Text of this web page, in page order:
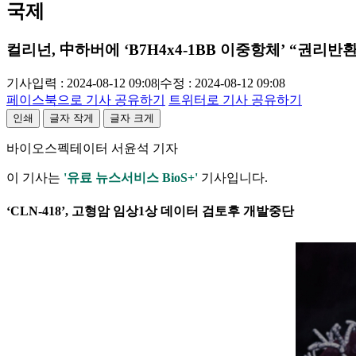
국제
컬리넌, 中하버에 ‘B7H4x4-1BB 이중항체’ “권리반
기사입력 : 2024-08-12 09:08|수정 : 2024-08-12 09:08
페이스북으로 기사 공유하기
트위터로 기사 공유하기
인쇄 글자 작게 글자 크게
바이오스펙테이터 서윤석 기자
이 기사는 '유료 뉴스서비스 BioS+' 기사입니다.
‘CLN-418’, 고형암 임상1상 데이터 검토후 개발중단